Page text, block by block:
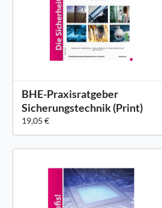
BHE-Praxisratgeber
Sicherungstechnik (Print)
19,05 €